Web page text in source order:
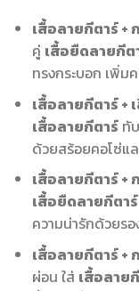
เสื้อลายกีตาร์ +
คู่ เสื้อยืดลายกีต
ทรงกระบอก เพิ่ม
เสื้อลายกีตาร์ +
เสื้อลายกีตาร์ทับ
ด้วยสร้อยคอโซ่แล
เสื้อลายกีตาร์ +
เสื้อยืดลายกีตาร์
ความน่ารักด้วยรอ
เสื้อลายกีตาร์ +
ผ่อน ใส่ เสื้อลาย